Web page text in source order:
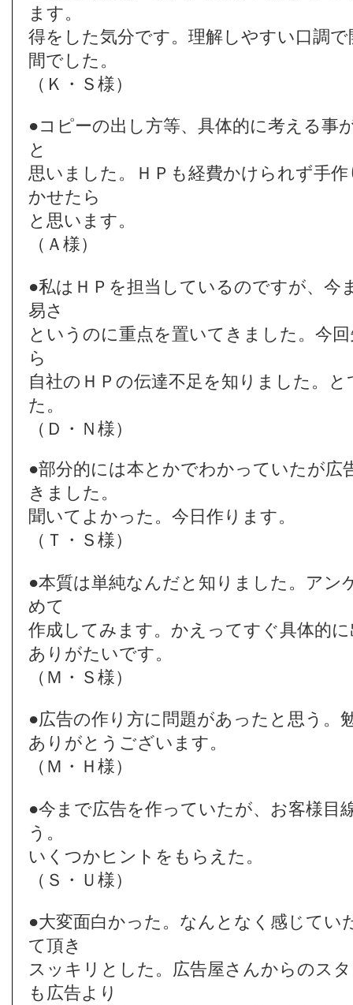
ます。
得をした気分です。理解しやすい口調
間でした。
（Ｋ・Ｓ様）
●コピーの出し方等、具体的に考える事
と
思いました。ＨＰも経費かけられず手
かせたら
と思います。
（Ａ様）
●私はＨＰを担当しているのですが、今
易さ
という のに重点を置いてきました。今
ら
自社のＨＰの伝達不足を知りました。
た。
（Ｄ・Ｎ様）
●部分的には本とかでわかっていたが広
きました。
聞いてよかった。今日作ります。
（Ｔ・Ｓ様）
●本質は単純なんだと知りました。アン
めて
作成してみます。かえってすぐ具体的
ありがたいです。
（Ｍ・Ｓ様）
●広告の作り方に問題があったと思う。
ありがとうございます。
（Ｍ・Ｈ様）
●今まで広告を作っていたが、お客様目
う。
いくつかヒントをもらえた。
（Ｓ・Ｕ様）
●大変面白かった。なんとなく感じてい
て頂き
スッキリとした。広告屋さんからのス
も広告より